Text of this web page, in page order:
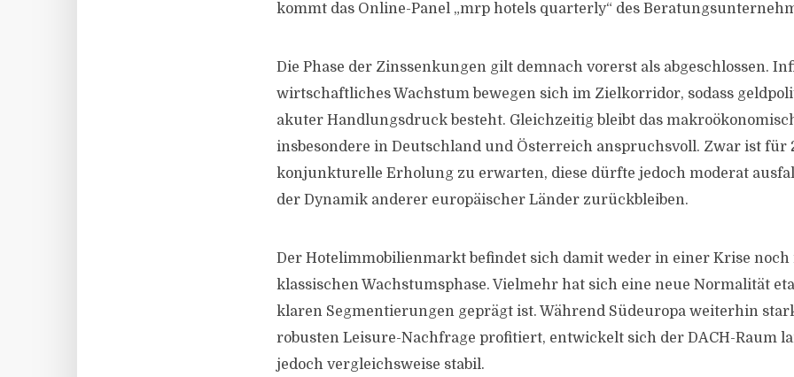
kommt das Online-Panel „mrp hotels quarterly“ des
Die Phase der Zinssenkungen gilt demnach vorerst als abgeschlossen.
wirtschaftliches Wachstum bewegen sich im Zielkorridor, sodass
akuter Handlungsdruck besteht. Gleichzeitig bleibt das
insbesondere in Deutschland und Österreich anspruchsvoll. Zwar ist für
konjunkturelle Erholung zu erwarten, diese dürfte jedoch moderat
der Dynamik anderer europäischer Länder zurückbleiben.
Der Hotelimmobilienmarkt befindet sich damit weder in einer Krise
klassischen Wachstumsphase. Vielmehr hat sich eine neue Normalität
klaren Segmentierungen geprägt ist. Während Südeuropa weiterhin
robusten Leisure-Nachfrage profitiert, entwickelt sich der DACH-Raum
jedoch vergleichsweise stabil.